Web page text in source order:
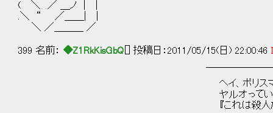
( ＼ ／ ＿ノ | |
.＼ “ ／＿＿| |
＼ ／＿＿＿ ／
399 名前： ◆Z1RkKisGbQ [] 投稿日：2011/05/15(日) 22:00:46
ヘイ、ポリスマン
ヤルオっていう名探偵が
『これは殺人だ』